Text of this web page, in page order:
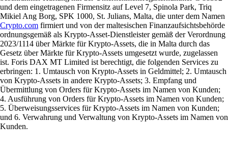
und dem eingetragenen Firmensitz auf Level 7, Spinola Park, Triq
Mikiel Ang Borg, SPK 1000, St. Julians, Malta, die unter dem Namen
Crypto.com firmiert und von der maltesischen Finanzaufsichtsbehörde
ordnungsgemäß als Krypto-Asset-Dienstleister gemäß der Verordnung
2023/1114 über Märkte für Krypto-Assets, die in Malta durch das
Gesetz über Märkte für Krypto-Assets umgesetzt wurde, zugelassen
ist. Foris DAX MT Limited ist berechtigt, die folgenden Services zu
erbringen: 1. Umtausch von Krypto-Assets in Geldmittel; 2. Umtausch
von Krypto-Assets in andere Krypto-Assets; 3. Empfang und
Übermittlung von Orders für Krypto-Assets im Namen von Kunden;
4. Ausführung von Orders für Krypto-Assets im Namen von Kunden;
5. Überweisungsservices für Krypto-Assets im Namen von Kunden;
und 6. Verwahrung und Verwaltung von Krypto-Assets im Namen von
Kunden.